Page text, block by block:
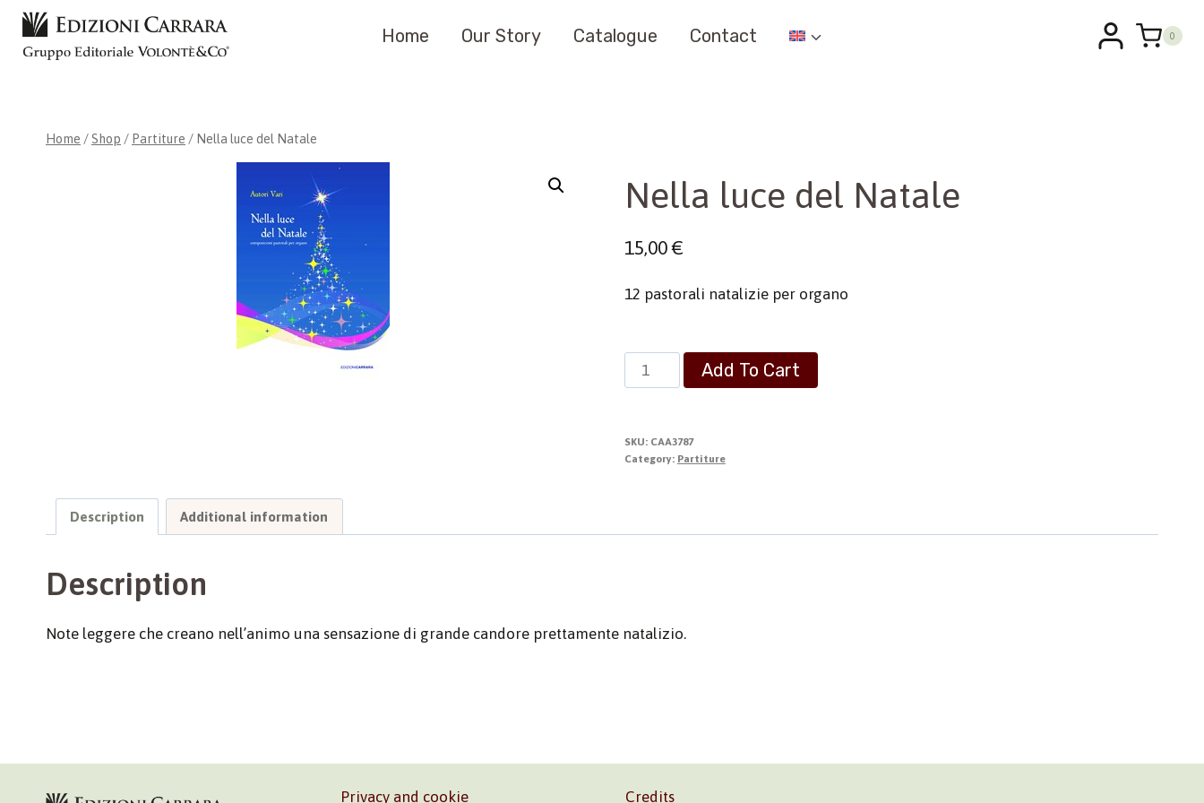
Skip
content
Home Our Story Catalogue Contact 0
Home / Shop / Partiture / Nella luce del Natale
Nella luce del Natale
15,00€
12 pastorali natalizie per organo
Nella
luce
Natale
quantity
Add To Cart
SKU: CAA3787
Category: Partiture
Description Additional information
Description
Note leggere che creano nell’animo una sensazione di grande candore prettamente natalizio.
Privacy and cookie Credits